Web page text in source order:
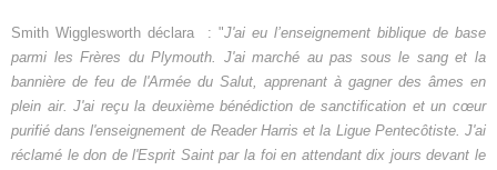
Smith Wigglesworth déclara : "J'ai eu l’enseignement biblique de base
parmi les Frères du Plymouth. J'ai marché au pas sous le sang et la
bannière de feu de l'Armée du Salut, apprenant à gagner des âmes en
plein air. J'ai reçu la deuxième bénédiction de sanctification et un cœur
purifié dans l'enseignement de Reader Harris et la Ligue Pentecôtiste. J'ai
réclamé le don de l'Esprit Saint par la foi en attendant dix jours devant le